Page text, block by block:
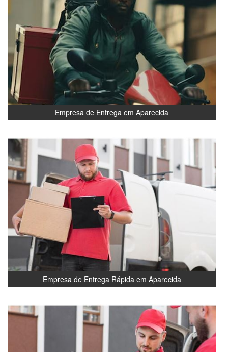
Empresa de Entrega em Aparecida
Empresa de Entrega Rápida em Aparecida